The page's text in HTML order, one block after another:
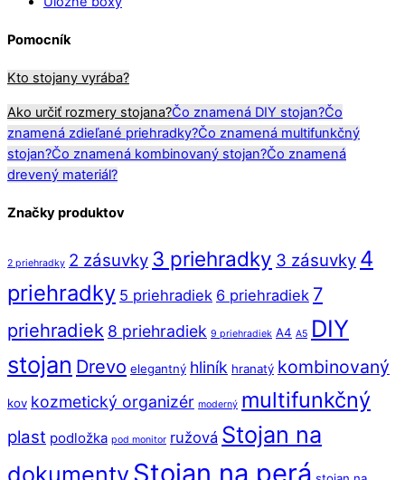
Pomocník
Kto stojany vyrába?
Ako určiť rozmery stojana?Čo znamená DIY stojan?Čo
znamená zdieľané priehradky?Čo znamená multifunkčný
stojan?Čo znamená kombinovaný stojan?Čo znamená
drevený materiál?
Značky produktov
2 priehradky 2 zásuvky 3 priehradky 3 zásuvky 4
priehradky 5 priehradiek 6 priehradiek 7
priehradiek 8 priehradiek 9 priehradiek A4 A5 DIY
stojan Drevo elegantný hliník hranatý kombinovaný
kov kozmetický organizér moderný multifunkčný
plast podložka pod monitor ružová Stojan na
dokumenty Stojan na perá